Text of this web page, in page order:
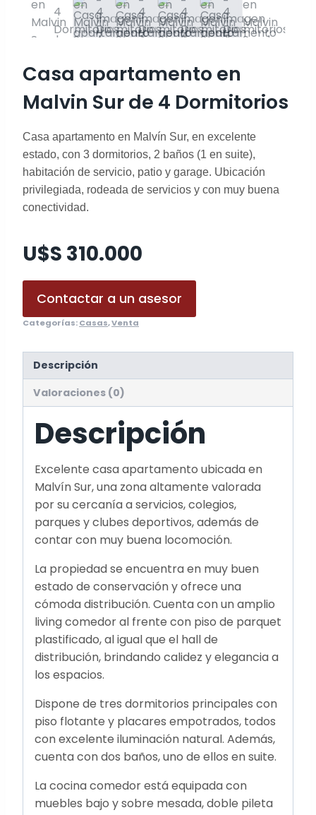
Casa apartamento en
Malvin Sur de 4 Dormitorios
Casa apartamento en Malvín Sur, en excelente
estado, con 3 dormitorios, 2 baños (1 en suite),
habitación de servicio, patio y garage. Ubicación
privilegiada, rodeada de servicios y con muy buena
conectividad.
U$S 310.000
Contactar a un asesor
Categorías:Casas,Venta
Descripción
Valoraciones (0)
Descripción
Excelente casa apartamento ubicada en
Malvín Sur, una zona altamente valorada
por su cercanía a servicios, colegios,
parques y clubes deportivos, además de
contar con muy buena locomoción.
La propiedad se encuentra en muy buen
estado de conservación y ofrece una
cómoda distribución. Cuenta con un amplio
living comedor al frente con piso de parquet
plastificado, al igual que el hall de
distribución, brindando calidez y elegancia a
los espacios.
Dispone de tres dormitorios principales con
piso flotante y placares empotrados, todos
con excelente iluminación natural. Además,
cuenta con dos baños, uno de ellos en suite.
La cocina comedor está equipada con
muebles bajo y sobre mesada, doble pileta